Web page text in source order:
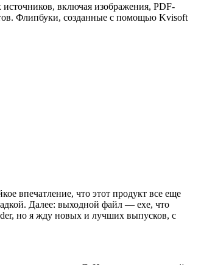
включая изображения, PDF-
Флипбуки, созданные с помощью Kvisoft
впечатление, что этот продукт все еще
Далее: выходной файл — exe, что
но я жду новых и лучших выпусков, с